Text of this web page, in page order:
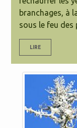
branchages, à
sous le feu des
LIRE